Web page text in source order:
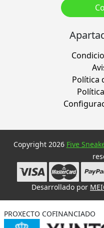
Política
Copyright 2026 Five
Desarrollado por
PROXECTO COFINANCIADO